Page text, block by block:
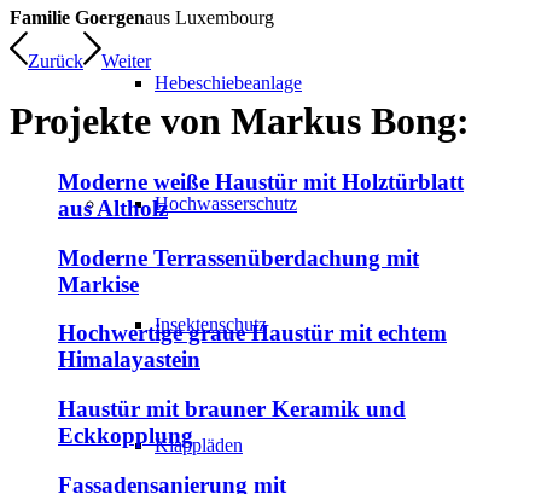
Hebeschiebeanlage
Hochwasserschutz
Insektenschutz
Klappläden
Familie Goergenaus Luxembourg
Zurück Weiter
Projekte von Markus Bong:
Moderne weiße Haustür mit Holztürblatt
aus Altholz
Moderne Terrassenüberdachung mit
Markise
Hochwertige graue Haustür mit echtem
Himalayastein
Haustür mit brauner Keramik und
Eckkopplung
Fassadensanierung mit